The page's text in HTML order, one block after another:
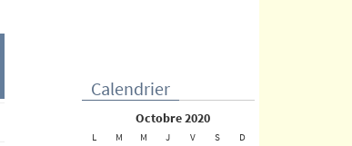
Calendrier
octobre 2020
L M M J V S D